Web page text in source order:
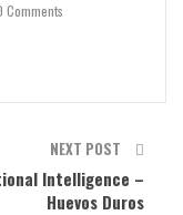
Comments
NEXT POST
Intelligence –
Huevos Duros